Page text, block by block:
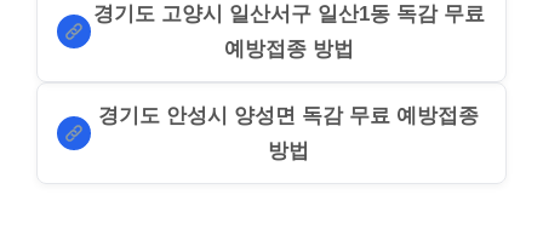
경기도 고양시 일산서구 일산1동 독감 무료
예방접종 방법
경기도 안성시 양성면 독감 무료 예방접종
방법